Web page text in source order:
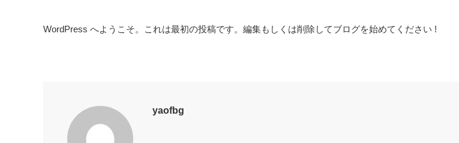
WordPress へようこそ。これは最初の投稿です。編集もしくは削除してブログを始めてください !
yaofbg